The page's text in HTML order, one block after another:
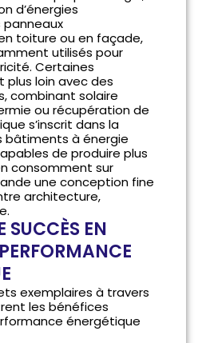
d’énergies
panneaux
toiture ou en façade,
utilisés pour
Certaines
loin avec des
combinant solaire
ou récupération de
s’inscrit dans la
bâtiments à énergie
de produire plus
consomment sur
une conception fine
architecture,
SUCCÈS EN
exemplaires à travers
les bénéfices
énergétique